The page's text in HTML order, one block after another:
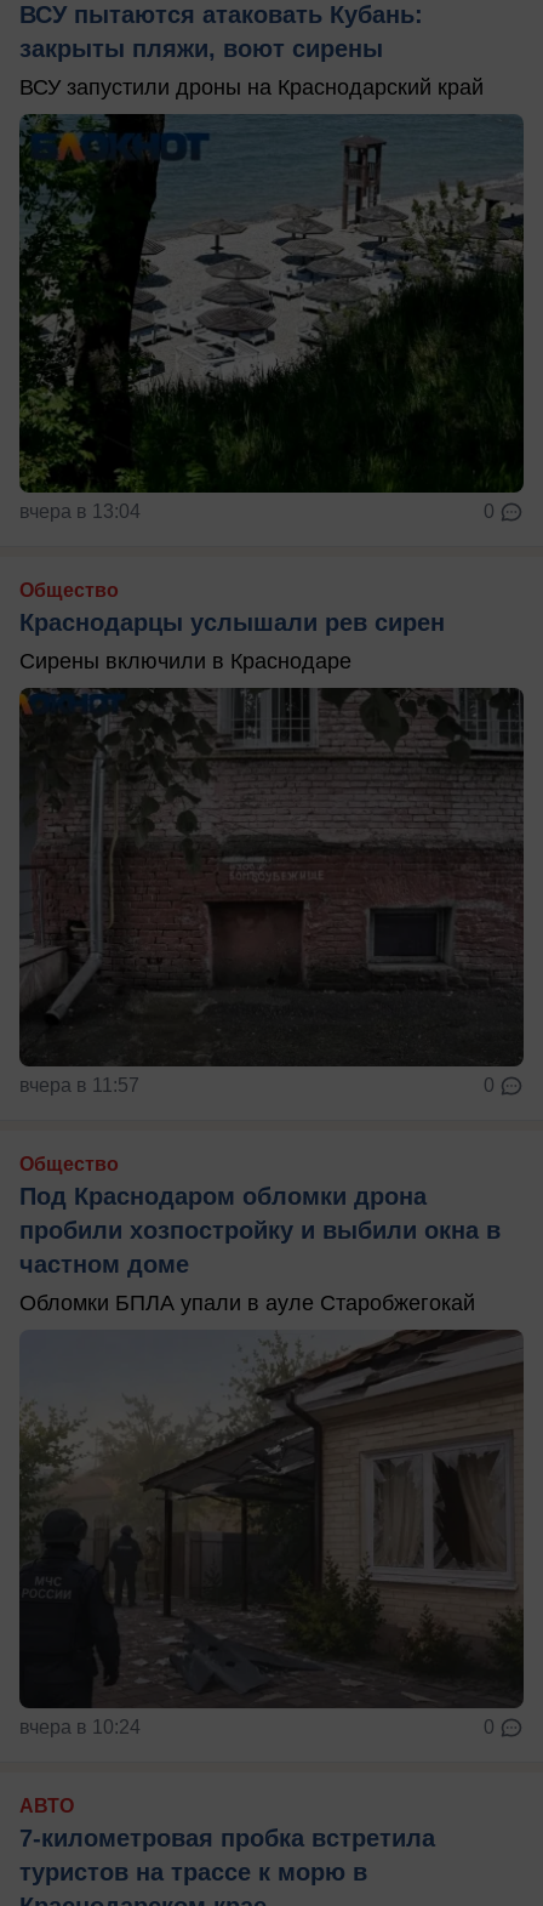
ВСУ пытаются атаковать Кубань:
закрыты пляжи, воют сирены
ВСУ запустили дроны на Краснодарский край
вчера в 13:04 0
Общество
Краснодарцы услышали рев сирен
Сирены включили в Краснодаре
вчера в 11:57 0
Общество
Под Краснодаром обломки дрона
пробили хозпостройку и выбили окна в
частном доме
Обломки БПЛА упали в ауле Старобжегокай
вчера в 10:24 0
АВТО
7-километровая пробка встретила
туристов на трассе к морю в